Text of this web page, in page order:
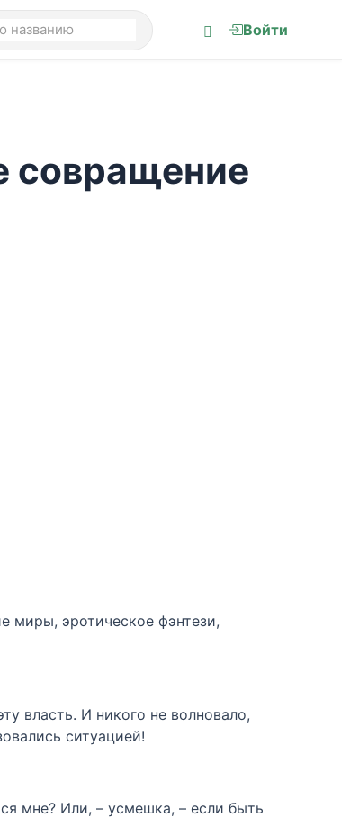
Войти
совращение
миры, эротическое фэнтези,
власть. И никого не волновало,
ситуацией!
мне? Или, – усмешка, – если быть